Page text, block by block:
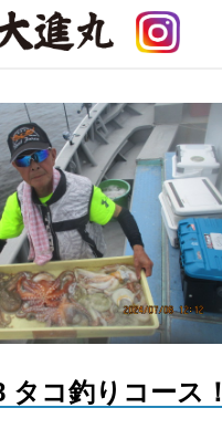
タコ釣りコース！